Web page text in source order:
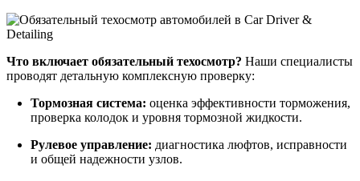
Что включает обязательный техосмотр? Наши специалисты
проводят детальную комплексную проверку:
Тормозная система: оценка эффективности торможения,
проверка колодок и уровня тормозной жидкости.
Рулевое управление: диагностика люфтов, исправности
и общей надежности узлов.